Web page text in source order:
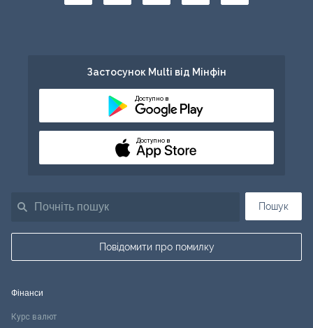
Пошук
Повідомити про помилку
Застосунок Multi від Мінфін
Доступно в
Доступно в
Фінанси
Курс валют